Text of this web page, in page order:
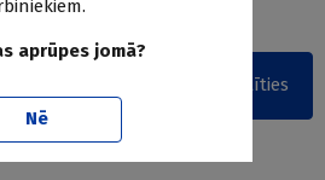
Pierakstīties
aprūpes jomā?
Nē